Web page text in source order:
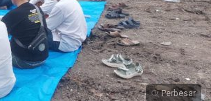
Perbesar